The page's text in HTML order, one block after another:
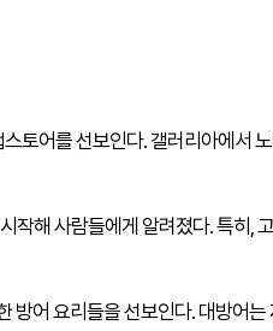
토어를 선보인다. 갤러리아에서
해 사람들에게 알려졌다. 특히,
어 요리들을 선보인다. 대방어